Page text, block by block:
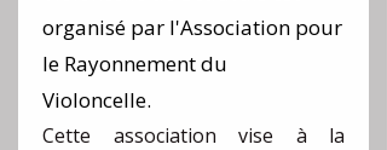
organisé par l'Association pour
le Rayonnement du
Violoncelle.
Cette association vise à la